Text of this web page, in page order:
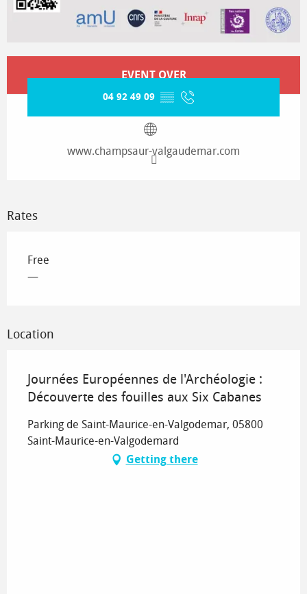
EVENT OVER
04 92 49 09 ▒▒
www.champsaur-valgaudemar.com
Rates
Free
—
Location
Journées Européennes de l'Archéologie :
Découverte des fouilles aux Six Cabanes
Parking de Saint-Maurice-en-Valgodemar, 05800
Saint-Maurice-en-Valgodemard
Getting there